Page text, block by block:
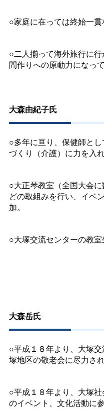
○家庭に在っては終始一貫
○二人揃って海外旅行に
間作りへの原動力になって
大森由紀子氏
○多年に亘り、保健師と
づくり（介護）に力を入
○大正琴教室（全国大会
どの取組みを行い、イベ
加。
○大塚交流センターの教室
大森岳氏
○平成１８年より、大塚
塚地区の敬老会に尽力され
○平成１８年より、大塚
のイベント、文化活動に参